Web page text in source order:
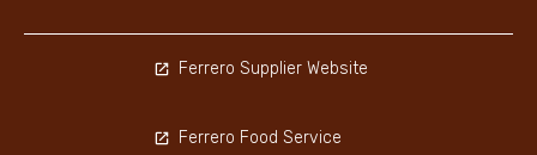
Ferrero Supplier Website
Ferrero Food Service